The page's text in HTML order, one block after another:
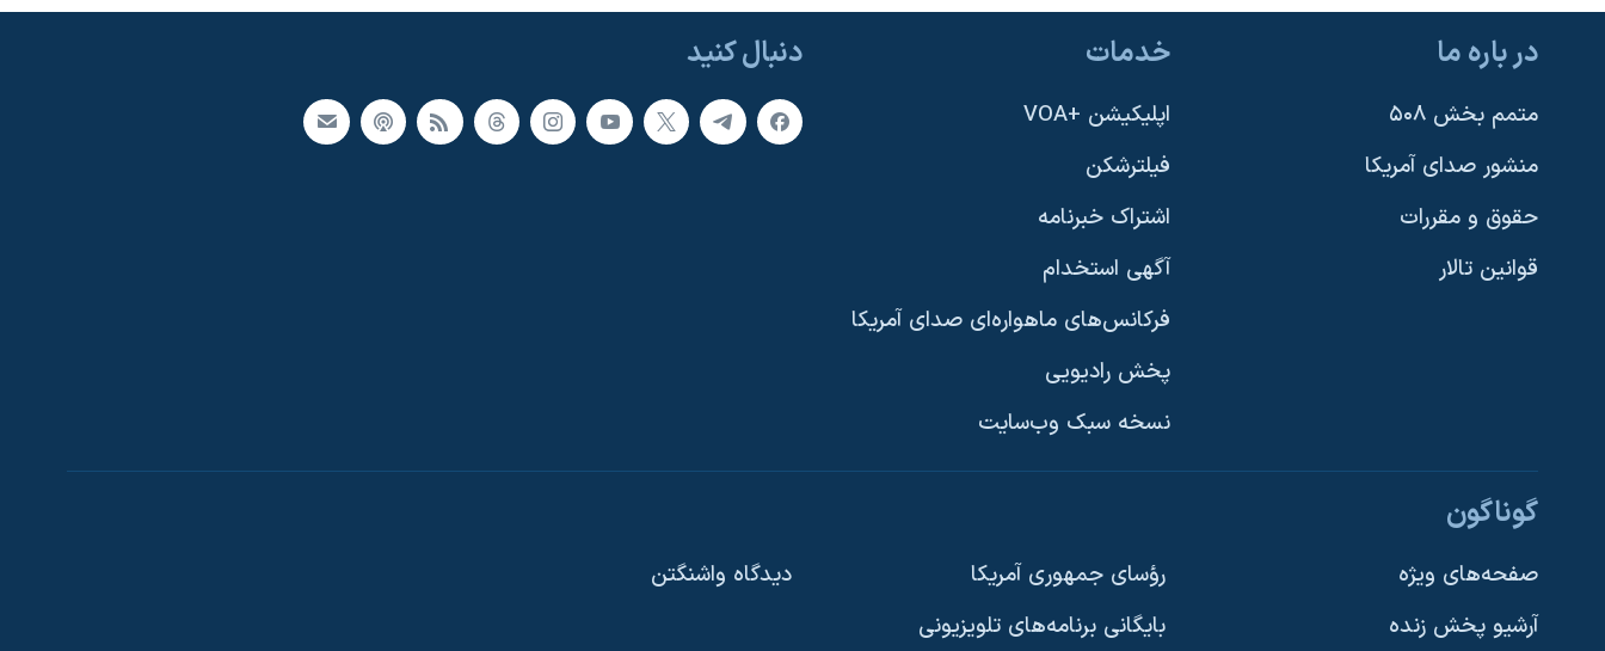
دنبال کنید
زبانهای مختلف
دنبال کنید در باره ما
متمم بخش ۵۰۸
منشور صدای آمریکا
حقوق و مقررات
قوانین تالار
خدمات
اپلیکیشن +VOA
فیلترشکن
اشتراک خبرنامه
آگهی استخدام
فرکانس‌های ماهواره‌ای صدای آمریکا
پخش رادیویی
نسخه سبک وب‌سایت
گوناگون
صفحه‌های ویژه
آرشیو پخش زنده
رؤسای جمهوری آمریکا
بایگانی برنامه‌های تلویزیونی
دیدگاه‌ واشنگتن